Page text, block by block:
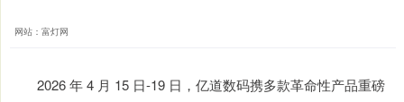
网站：富灯网
2026 年 4 月 15 日-19 日，亿道数码携多款革命性产品重磅